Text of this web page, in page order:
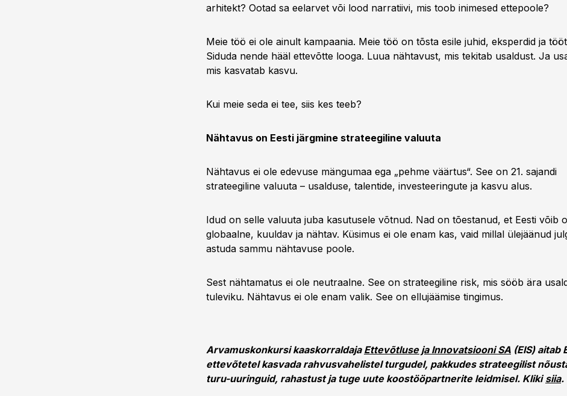
arhitekt? Ootad sa eelarvet või lood narratiivi, mis toob inimesed ettepoole?
Meie töö ei ole ainult kampaania. Meie töö on tõsta esile juhid, eksperdid ja
Siduda nende hääl ettevõtte looga. Luua nähtavust, mis tekitab usaldust. Ja
mis kasvatab kasvu.
Kui meie seda ei tee, siis kes teeb?
Nähtavus on Eesti järgmine strateegiline valuuta
Nähtavus ei ole edevuse mängumaa ega „pehme väärtus“. See on 21. sajandi
strateegiline valuuta – usalduse, talentide, investeeringute ja kasvu alus.
Idud on selle valuuta juba kasutusele võtnud. Nad on tõestanud, et Eesti võib
globaalne, kuuldav ja nähtav. Küsimus ei ole enam kas, vaid millal ülejäänud
astuda sammu nähtavuse poole.
Sest nähtamatus ei ole neutraalne. See on strateegiline risk, mis sööb ära
tuleviku. Nähtavus ei ole enam valik. See on ellujäämise tingimus.
Arvamuskonkursi kaaskorraldaja Ettevõtluse ja Innovatsiooni SA (EIS) aitab
ettevõtetel kasvada rahvusvahelistel turgudel, pakkudes strateegilist
turu-uuringuid, rahastust ja tuge uute koostööpartnerite leidmisel. Kliki siia.